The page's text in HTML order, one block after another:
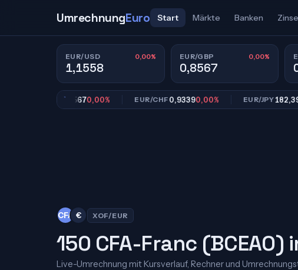
UmrechnungEuro Start Märkte Banken
EUR/USD 0,00%
1,1558
EUR/GBP 0,00%
0,8567
0,8567 0,00% EUR/CHF0,93390,00% EUR/JPY 182,39
CFA € XOF/EUR
150 CFA-Franc (BCEAO)
Live-Umrechnung mit Kursverlauf, Rechner und